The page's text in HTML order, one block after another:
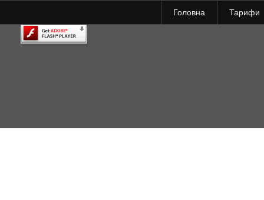
Головна Тарифи